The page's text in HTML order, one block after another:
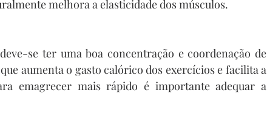
melhora a elasticidade dos músculos.
se ter uma boa concentração e coordenação de
aumenta o gasto calórico dos exercícios e facilita a
emagrecer mais rápido é importante adequar a